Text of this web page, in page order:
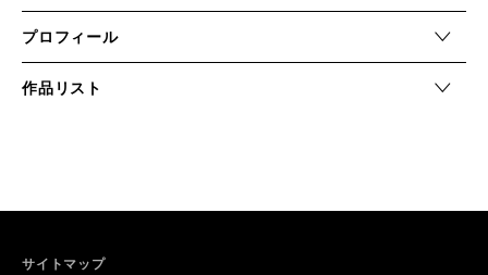
プロフィール
作品リスト
サイトマップ